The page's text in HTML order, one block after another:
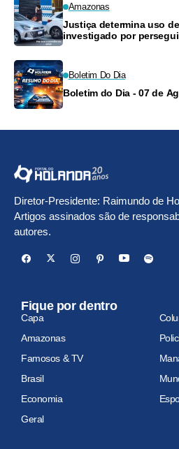
Amazonas
Justiça determina uso
investigado por
Boletim Do Dia
Boletim do Dia - 07 de
Diretor-Presidente: Raimundo de
Artigos assinados são de
autores.
Fique por dentro
Capa
Amazonas
Famosos & TV
Brasil
Economia
Geral